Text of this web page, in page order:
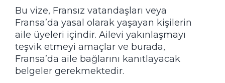
Bu vize, Fransız vatandaşları veya
Fransa’da yasal olarak yaşayan kişilerin
aile üyeleri içindir. Ailevi yakınlaşmayı
teşvik etmeyi amaçlar ve burada,
Fransa’da aile bağlarını kanıtlayacak
belgeler gerekmektedir.